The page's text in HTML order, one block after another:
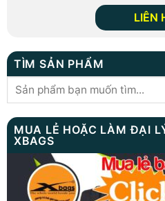
LIÊN
TÌM SẢN PHẨM
Tìm
MUA LẺ HOẶC LÀM ĐẠI
XBAGS